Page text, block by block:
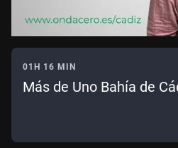
01H 16 MIN
Más de Uno Bahía de